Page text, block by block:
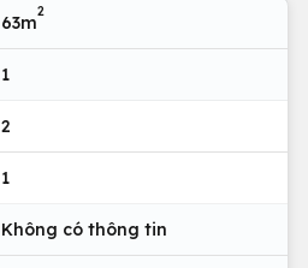
63m
2
1
2
1
Không có thông tin